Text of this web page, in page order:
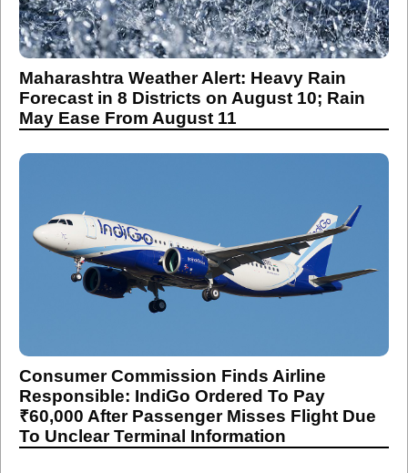
Maharashtra Weather Alert: Heavy Rain
Forecast in 8 Districts on August 10; Rain
May Ease From August 11
Consumer Commission Finds Airline
Responsible: IndiGo Ordered To Pay
₹60,000 After Passenger Misses Flight Due
To Unclear Terminal Information